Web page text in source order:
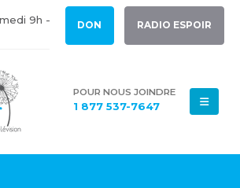
9h -
DON RADIO ESPOIR
POUR NOUS JOINDRE
1 877 537-7647